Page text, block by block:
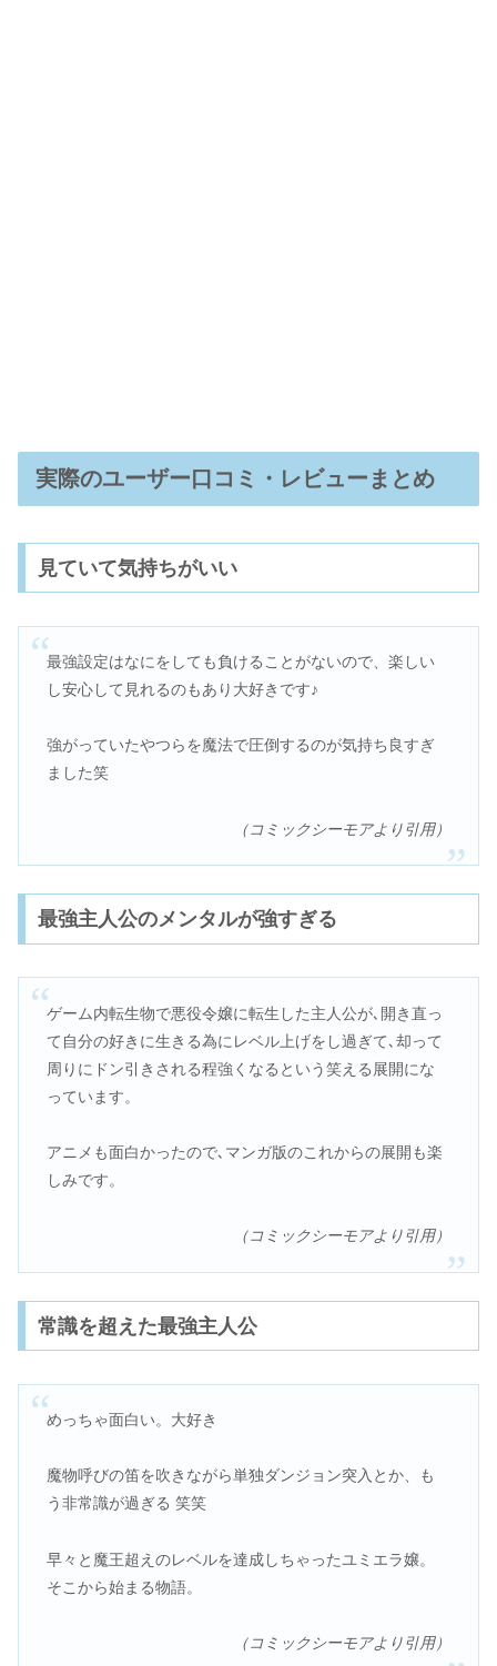
実際のユーザー口コミ・レビューまとめ
見ていて気持ちがいい
最強設定はなにをしても負けることがないので、楽しい
し安心して見れるのもあり大好きです♪
強がっていたやつらを魔法で圧倒するのが気持ち良すぎ
ました笑
（コミックシーモアより引用）
最強主人公のメンタルが強すぎる
ゲーム内転生物で悪役令嬢に転生した主人公が､開き直っ
て自分の好きに生きる為にレベル上げをし過ぎて､却って
周りにドン引きされる程強くなるという笑える展開にな
っています。
アニメも面白かったので､マンガ版のこれからの展開も楽
しみです。
（コミックシーモアより引用）
常識を超えた最強主人公
めっちゃ面白い。大好き
魔物呼びの笛を吹きながら単独ダンジョン突入とか、も
う非常識が過ぎる 笑笑
早々と魔王超えのレベルを達成しちゃったユミエラ嬢。
そこから始まる物語。
（コミックシーモアより引用）